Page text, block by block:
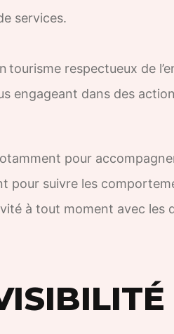
services.
tourisme respectueux de
engageant dans des
pour
pour suivre les
à tout moment avec les